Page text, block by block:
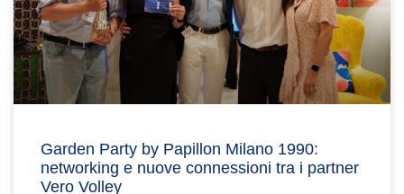
Garden Party by Papillon Milano 1990:
networking e nuove connessioni tra i partner
Vero Volley